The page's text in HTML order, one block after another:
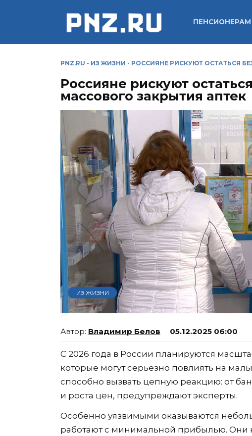
ПЕНСИОНЕРАМ
PNZ.RU - ИЗ ЖИЗНИ - РОССИЯНЕ РИСКУЮТ ОСТАТЬСЯ
Россияне рискуют
массового закрытия аптек
ИЗ ЖИЗНИ
Владимир Белов 05.12.2025 06:00
С 2026 года в России планируются
которые могут серьезно повлиять на
способно вызвать цепную реакцию: от
и роста цен, предупреждают эксперты.
Особенно уязвимыми оказываются
работают с минимальной прибылью. Они